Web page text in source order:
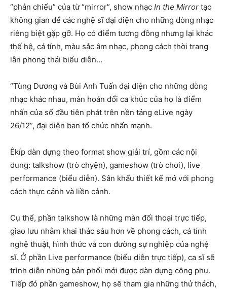
“phản chiếu” của từ “mirror”, show nhạc In the Mirror tạo
không gian để các nghệ sĩ đại diện cho những dòng nhạc
riêng biệt gặp gỡ. Họ có điểm tương đồng nhưng lại khác
thế hệ, cá tính, màu sắc âm nhạc, phong cách thời trang
lẫn phong thái biểu diễn…
“Tùng Dương và Bùi Anh Tuấn đại diện cho những dòng
nhạc khác nhau, màn hoán đổi ca khúc của họ là điểm
nhấn của số đầu tiên phát trên nền tảng eLive ngày
26/12”, đại diện ban tổ chức nhấn mạnh.
Êkíp dàn dựng theo format show giải trí, gồm các nội
dung: talkshow (trò chyện), gameshow (trò chơi), live
performance (biểu diễn). Sân khấu thiết kế mở với phong
cách thực cảnh và liền cảnh.
Cụ thể, phần talkshow là những màn đối thoại trực tiếp,
giao lưu nhằm khai thác sâu hơn về phong cách, cá tính
nghệ thuật, hình thức và con đường sự nghiệp của nghệ
sĩ. Ở phần Live performance (biểu diễn trực tiếp), ca sĩ sẽ
trình diễn những bản phối mới được dàn dựng công phu.
Tiếp đó phần gameshow, họ sẽ tham gia những thử thách,